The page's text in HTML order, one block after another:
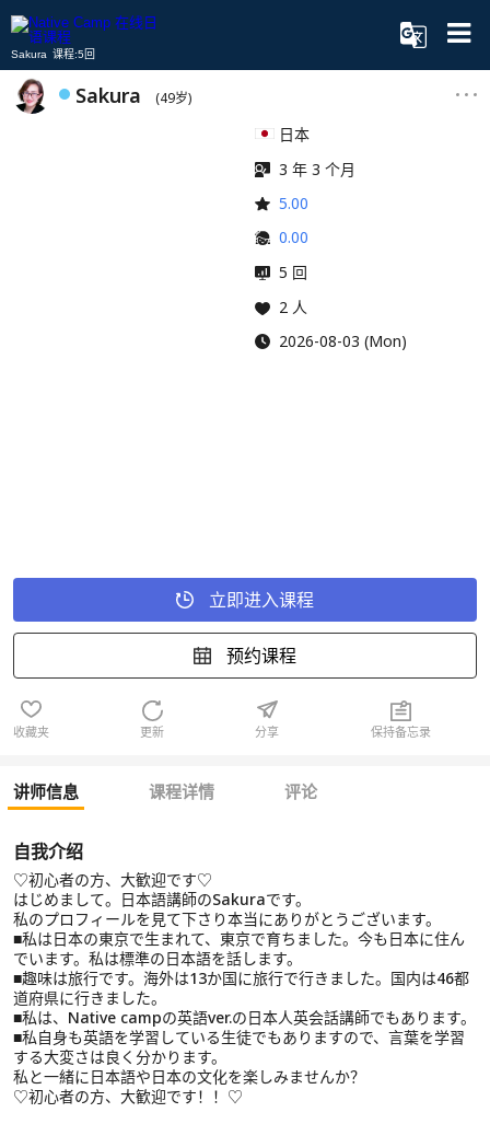
Sakura 课程:5回
Sakura (49岁)
日本
3 年 3 个月
5.00
0.00
5 回
2 人
2026-08-03 (Mon)
立即进入课程
预约课程
收藏夹 更新 分享 保持备忘录
讲师信息 课程详情 评论
自我介绍
♡初心者の方、大歓迎です♡
はじめまして。日本語講師のSakuraです。
私のプロフィールを見て下さり本当にありがとうございます。
■私は日本の東京で生まれて、東京で育ちました。今も日本に住ん
でいます。私は標準の日本語を話します。
■趣味は旅行です。海外は13か国に旅行で行きました。国内は46都
道府県に行きました。
■私は、Native campの英語ver.の日本人英会話講師でもあります。
■私自身も英語を学習している生徒でもありますので、言葉を学習
する大変さは良く分かります。
私と一緒に日本語や日本の文化を楽しみませんか？
♡初心者の方、大歓迎です！！♡